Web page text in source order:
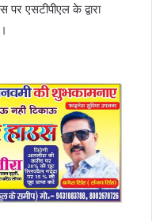
एसटीपीएल के द्वारा